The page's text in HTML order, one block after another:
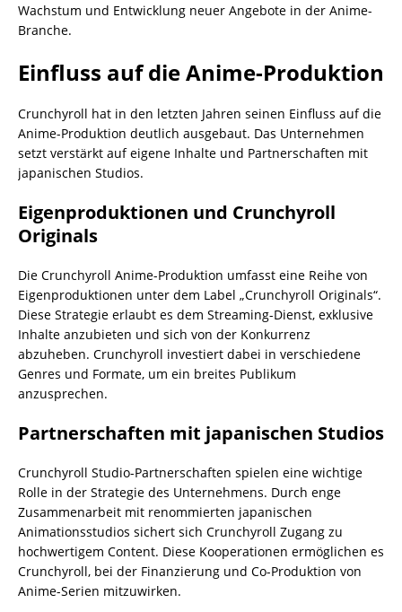
Wachstum und Entwicklung neuer Angebote in der Anime-
Branche.
Einfluss auf die Anime-Produktion
Crunchyroll hat in den letzten Jahren seinen Einfluss auf die
Anime-Produktion deutlich ausgebaut. Das Unternehmen
setzt verstärkt auf eigene Inhalte und Partnerschaften mit
japanischen Studios.
Eigenproduktionen und Crunchyroll
Originals
Die Crunchyroll Anime-Produktion umfasst eine Reihe von
Eigenproduktionen unter dem Label „Crunchyroll Originals“.
Diese Strategie erlaubt es dem Streaming-Dienst, exklusive
Inhalte anzubieten und sich von der Konkurrenz
abzuheben. Crunchyroll investiert dabei in verschiedene
Genres und Formate, um ein breites Publikum
anzusprechen.
Partnerschaften mit japanischen Studios
Crunchyroll Studio-Partnerschaften spielen eine wichtige
Rolle in der Strategie des Unternehmens. Durch enge
Zusammenarbeit mit renommierten japanischen
Animationsstudios sichert sich Crunchyroll Zugang zu
hochwertigem Content. Diese Kooperationen ermöglichen es
Crunchyroll, bei der Finanzierung und Co-Produktion von
Anime-Serien mitzuwirken.